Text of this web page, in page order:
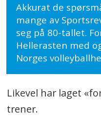
Akkurat de
mange av
seg på 80-tallet.
Hellerasten med
Norges
Likevel har laget
trener.